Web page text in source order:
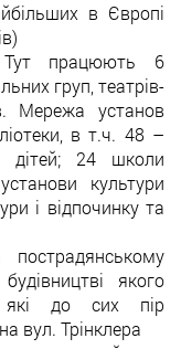
в Європі
Тут працюють 6
груп, театрів-
Мережа установ
в т.ч. 48 –
24 школи
культури
і відпочинку та
якого
які до сих пір
вул. Трінклера